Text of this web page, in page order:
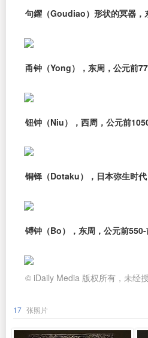
句鑃（Goudiao）形状的冥器，
甬钟（Yong），东周，公元前
钮钟（Niu），西周，公元前
铜铎（Dotaku），日本弥生时
镈钟（Bo），东周，公元前
© iDaily Media 版权所有，未经授
17 张照片